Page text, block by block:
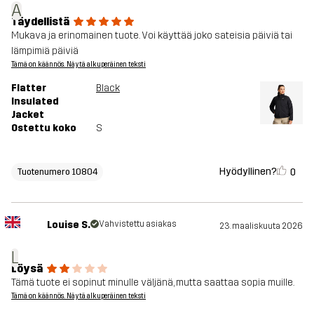
A
Täydellistä
Mukava ja erinomainen tuote. Voi käyttää joko sateisia päiviä tai
lämpimiä päiviä
Tämä on käännös. Näytä alkuperäinen teksti
Flatter
Insulated
Jacket
Black
Ostettu koko S
Tuotenumero 10804 Hyödyllinen? 0
L
Louise S. Vahvistettu asiakas 23. maaliskuuta 2026
Löysä
Tämä tuote ei sopinut minulle väljänä, mutta saattaa sopia muille.
Tämä on käännös. Näytä alkuperäinen teksti